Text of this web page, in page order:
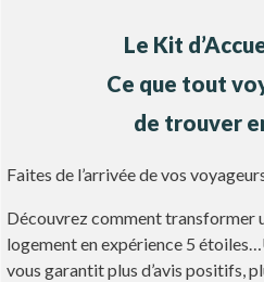
Le Kit
Ce que tout
de trouver
Faites de l’arrivée de vos
Découvrez comment transformer
logement en expérience 5
vous garantit plus d’avis positifs,